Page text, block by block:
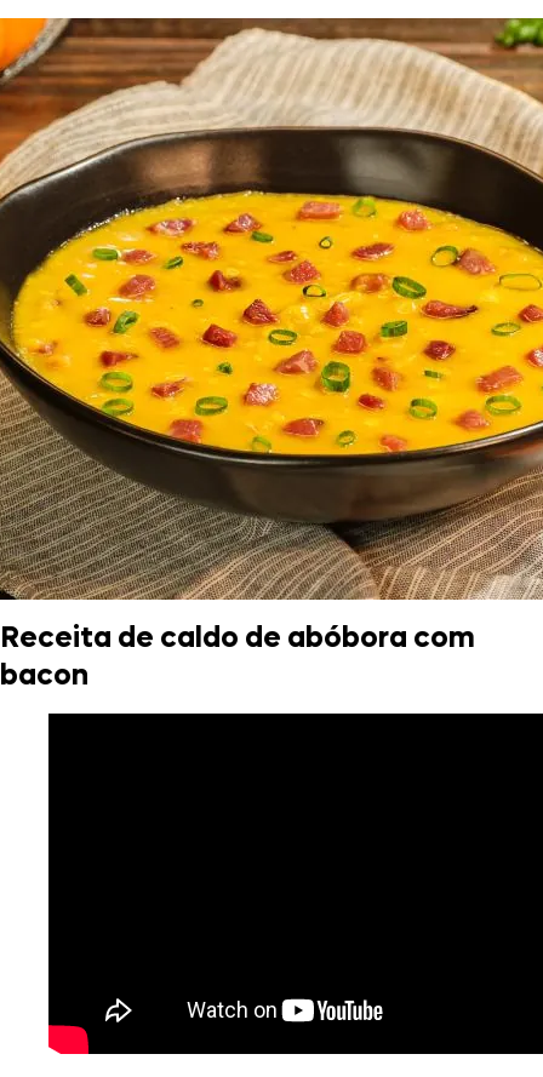
Receita de caldo de abóbora com
bacon